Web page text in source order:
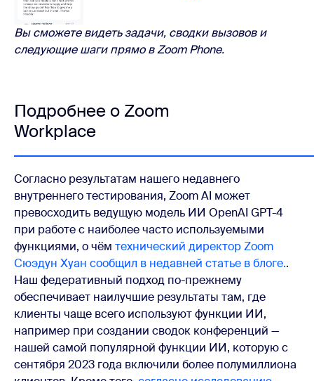
Вы сможете видеть задачи, сводки вызовов и
следующие шаги прямо в Zoom Phone.
Подробнее о Zoom
Workplace
Согласно результатам нашего недавнего
внутреннего тестирования, Zoom AI может
превосходить ведущую модель ИИ OpenAI GPT-4
при работе с наиболее часто используемыми
функциями, о чём технический директор Zoom
Сюэдун Хуан сообщил в недавней статье в блоге..
Наш федеративный подход по-прежнему
обеспечивает наилучшие результаты там, где
клиенты чаще всего используют функции ИИ,
например при создании сводок конференций —
нашей самой популярной функции ИИ, которую с
сентября 2023 года включили более полумиллиона